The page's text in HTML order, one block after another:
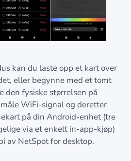
kan du laste opp et kart over
eller begynne med et tomt
den fysiske størrelsen på
WiFi-signal og deretter
på din Android-enhet (tre
via et enkelt in-app-kjøp)
av NetSpot for desktop.